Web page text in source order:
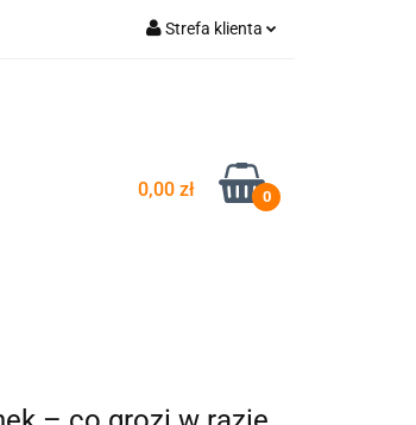
Strefa klienta
Dodaj zgłoszenie
Zgody cookies
0,00 zł 0